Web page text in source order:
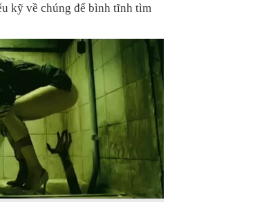
kỹ về chúng để bình tĩnh tìm